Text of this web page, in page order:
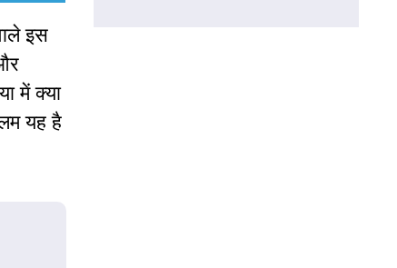
इस
में क्या
यह है